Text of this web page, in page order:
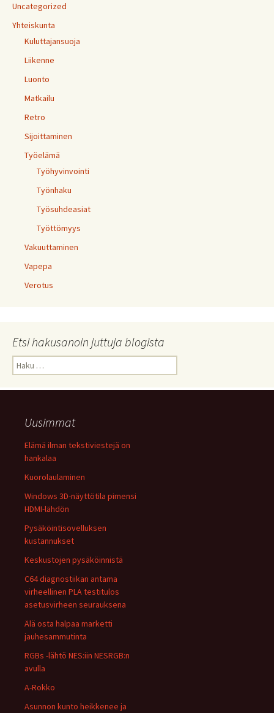
Uncategorized
Yhteiskunta
Kuluttajansuoja
Liikenne
Luonto
Matkailu
Retro
Sijoittaminen
Työelämä
Työhyvinvointi
Työnhaku
Työsuhdeasiat
Työttömyys
Vakuuttaminen
Vapepa
Verotus
Etsi hakusanoin juttuja blogista
Haku:
Uusimmat
Elämä ilman tekstiviestejä on
hankalaa
Kuorolaulaminen
Windows 3D-näyttötila pimensi
HDMI-lähdön
Pysäköintisovelluksen
kustannukset
Keskustojen pysäköinnistä
C64 diagnostiikan antama
virheellinen PLA testitulos
asetusvirheen seurauksena
Älä osta halpaa marketti
jauhesammutinta
RGBs -lähtö NES:iin NESRGB:n
avulla
A-Rokko
Asunnon kunto heikkenee ja